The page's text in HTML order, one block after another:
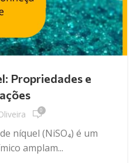
Propriedades e
0
níquel (NiSO₄) é um
amplam...